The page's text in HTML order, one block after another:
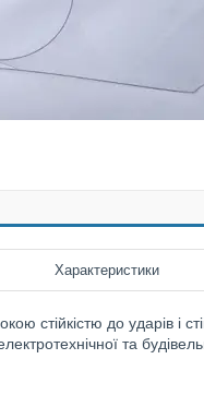
Характеристики
стійкістю до ударів і
та